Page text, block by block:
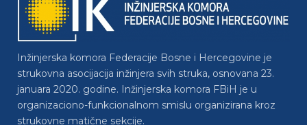
Inžinjerska komora Federacije Bosne i Hercegovine je
strukovna asocijacija inžinjera svih struka, osnovana 23.
januara 2020. godine. Inžinjerska komora FBiH je u
organizaciono-funkcionalnom smislu organizirana kroz
strukovne matične sekcije.